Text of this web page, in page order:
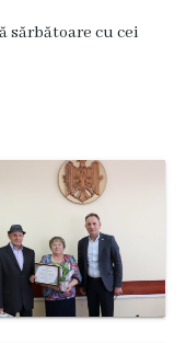
sărbătoare cu cei